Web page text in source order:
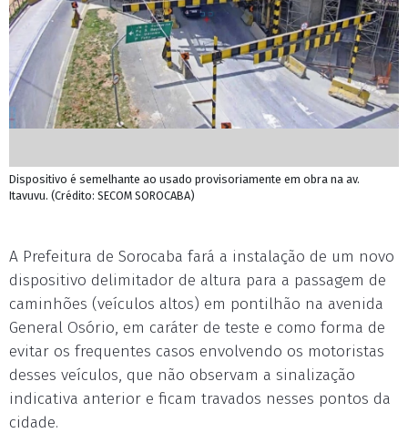
Dispositivo é semelhante ao usado provisoriamente em obra na av.
Itavuvu. (Crédito: SECOM SOROCABA)
A Prefeitura de Sorocaba fará a instalação de um novo
dispositivo delimitador de altura para a passagem de
caminhões (veículos altos) em pontilhão na avenida
General Osório, em caráter de teste e como forma de
evitar os frequentes casos envolvendo os motoristas
desses veículos, que não observam a sinalização
indicativa anterior e ficam travados nesses pontos da
cidade.